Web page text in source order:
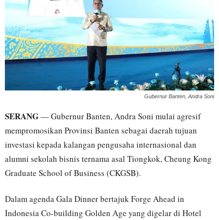
Gubernur Banten, Andra Soni
SERANG— Gubernur Banten, Andra Soni mulai agresif
mempromosikan Provinsi Banten sebagai daerah tujuan
investasi kepada kalangan pengusaha internasional dan
alumni sekolah bisnis ternama asal Tiongkok, Cheung Kong
Graduate School of Business (CKGSB).
Dalam agenda Gala Dinner bertajuk Forge Ahead in
Indonesia Co-building Golden Age yang digelar di Hotel